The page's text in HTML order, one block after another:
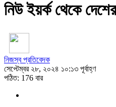
নিউ ইয়র্ক থেকে
নিজস্ব প্রতিবেদক
সেপ্টেম্বর ২৮, ২০২৪ ১০:১৩ পূর্বাহ্ণ
পঠিত: 176 বার